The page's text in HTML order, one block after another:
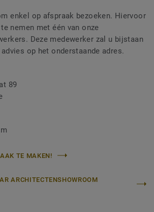
enkel op afspraak bezoeken. Hiervoor
nemen met één van onze
Deze medewerker zal u bijstaan
op het onderstaande adres.
89
TE MAKEN!
ARCHITECTENSHOWROOM